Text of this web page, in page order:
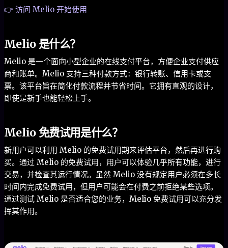
👉 访问 Melio 开始使用
Melio 是什么？
Melio 是一个面向小型企业的在线支付平台，方便企业支付供应
商和账单。Melio 支持三种付款方式：银行转账、信用卡或支
票。该平台旨在简化付款流程并节省时间。它拥有直观的设计，
即使是新手也能轻松上手。
Melio 免费试用是什么？
新用户可以利用 Melio 的免费试用期来评估平台，然后再进行购
买。通过 Melio 的免费试用，用户可以体验几乎所有功能，进行
交易，并检查其运行情况。虽然 Melio 没有规定用户必须在多长
时间内完成免费试用，但用户可能会在付费之前拒绝某些选项。
通过测试 Melio 是否适合您的业务，Melio 免费试用可以充分发
挥其作用。